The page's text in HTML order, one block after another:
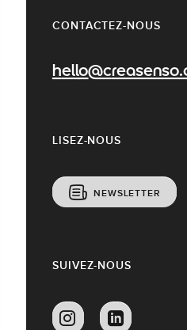
CONTACTEZ-NOUS
LISEZ-NOUS
NEWSLETTER
SUIVEZ-NOUS